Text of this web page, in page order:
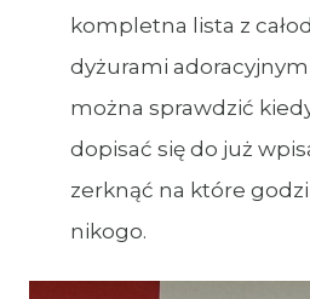
kompletna lista z
dyżurami
można sprawdzić
dopisać się do już
zerknąć na które
nikogo.